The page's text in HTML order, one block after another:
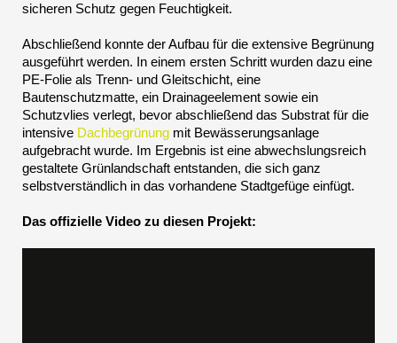
sicheren Schutz gegen Feuchtigkeit.
Abschließend konnte der Aufbau für die extensive Begrünung
ausgeführt werden. In einem ersten Schritt wurden dazu eine
PE-Folie als Trenn- und Gleitschicht, eine
Bautenschutzmatte, ein Drainageelement sowie ein
Schutzvlies verlegt, bevor abschließend das Substrat für die
intensive Dachbegrünung mit Bewässerungsanlage
aufgebracht wurde. Im Ergebnis ist eine abwechslungsreich
gestaltete Grünlandschaft entstanden, die sich ganz
selbstverständlich in das vorhandene Stadtgefüge einfügt.
Das offizielle Video zu diesen Projekt: